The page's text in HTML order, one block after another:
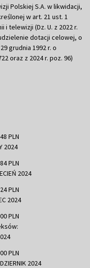
Polskiej S.A. w likwidacji,
w art. 21 ust. 1
i telewizji (Dz. U. z 2022 r.
dotacji celowej, o
grudnia 1992 r. o
oraz z 2024 r. poz. 96)
PLN
2024
PLN
2024
PLN
2024
PLN
PLN
2024